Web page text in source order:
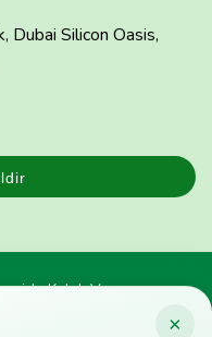
×
Dubai Silicon Oasis,
Kulak Ver